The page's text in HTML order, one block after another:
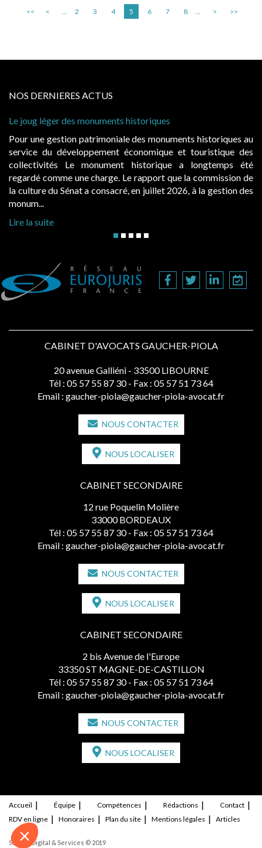
<< < ... 2 3 4 5 6 7 8 ... > >>
NOS DERNIERES ACTUS
monuments historiques
patrimoniale des monuments historiques au
économique et touristique des
monument historique a longtemps été
une charge. Le rapport que la commission de
a consacré, en juillet 2026, à la gestion des
Evocatrices des
également un
public, elles
d’occupation.
CABINET D'AVOCATS GAUCHER-PIOLA
20 avenue Galliéni - 33500 LIBOURNE
Tél : 05 57 55 87 30 - Fax : 05 57 51 73 64
Email : gaucher-piola@gaucher-piola-avocat.fr
NOUS CONTACTER
NOUS LOCALISER
CABINET SECONDAIRE
12 rue Poquelin Molière
33000 BORDEAUX
Tél : 05 57 55 87 30 - Fax : 05 57 51 73 64
Email : gaucher-piola@gaucher-piola-avocat.fr
NOUS CONTACTER
NOUS LOCALISER
CABINET SECONDAIRE
2 bis Avenue de l'Europe
33350 ST MAGNE-DE-CASTILLON
Tél : 05 57 55 87 30 - Fax : 05 57 51 73 64
Email : gaucher-piola@gaucher-piola-avocat.fr
NOUS CONTACTER
NOUS LOCALISER
Accueil Équipe Compétences Rédactions
Contact
RDV en ligne
Honoraires Plan du site Mentions légales Articles
Septeo Digital & Services © 2019